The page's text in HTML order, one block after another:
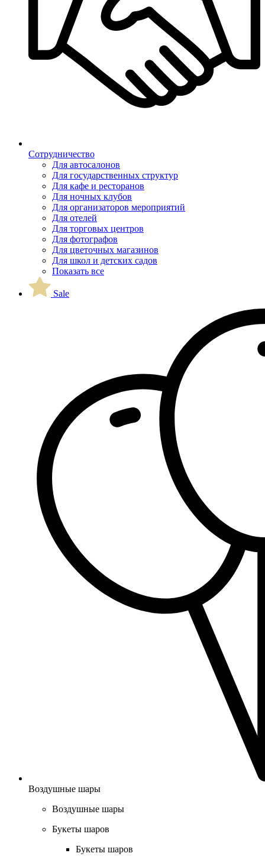
Сотрудничество
Для автосалонов
Для государственных структур
Для кафе и ресторанов
Для ночных клубов
Для организаторов мероприятий
Для отелей
Для торговых центров
Для фотографов
Для цветочных магазинов
Для школ и детских садов
Показать все
Sale
Воздушные шары
Воздушные шары
Букеты шаров
Букеты шаров